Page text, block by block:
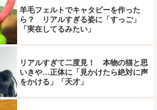
羊毛フェルトでキャタピーを作った
ら？ リアルすぎる姿に「すっご」
「実在してるみたい」
リアルすぎて二度見！ 本物の猫と思
いきや…正体に「見かけたら絶対に声
をかける」「天才」